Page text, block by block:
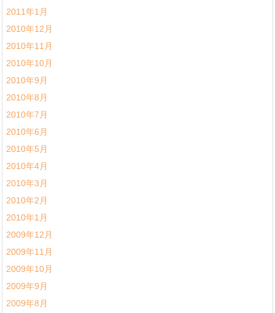
2011年1月
2010年12月
2010年11月
2010年10月
2010年9月
2010年8月
2010年7月
2010年6月
2010年5月
2010年4月
2010年3月
2010年2月
2010年1月
2009年12月
2009年11月
2009年10月
2009年9月
2009年8月